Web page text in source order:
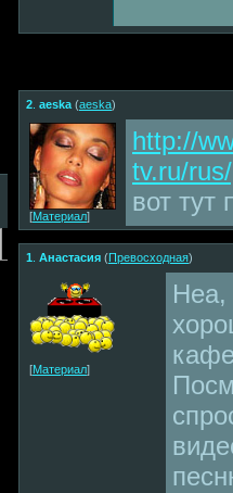
2 aeska (aeska)
[Материал]
http://
tv.ru/
вот тут
1 Анастасия (Пpевоcxoдная)
[Материал]
Неа,